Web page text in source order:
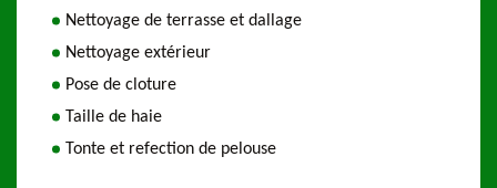
Nettoyage de terrasse et dallage
Nettoyage extérieur
Pose de cloture
Taille de haie
Tonte et refection de pelouse